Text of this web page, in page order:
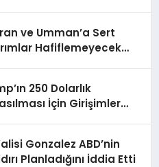
ve Umman’a Sert
Hafiflemeyecek
250 Dolarlık
İçin Girişimler
Gonzalez ABD’nin
Planladığını İddia Etti